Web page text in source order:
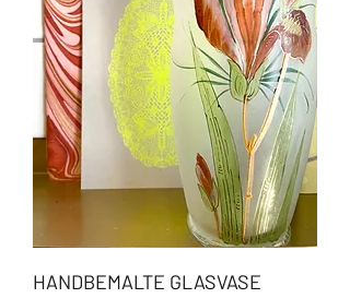
HANDBEMALTE GLASVASE